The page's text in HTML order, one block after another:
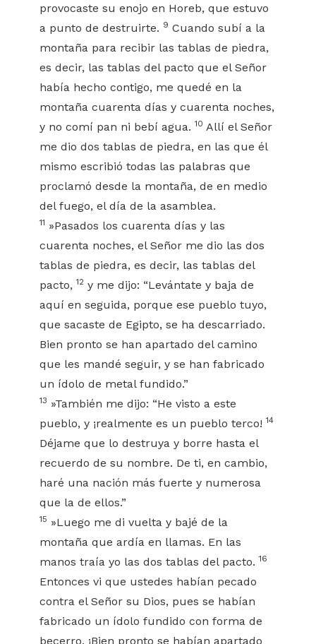
provocaste su enojo en Horeb, que estuvo
a punto de destruirte. 9 Cuando subí a la
montaña para recibir las tablas de piedra,
es decir, las tablas del pacto que el Señor
había hecho contigo, me quedé en la
montaña cuarenta días y cuarenta noches,
y no comí pan ni bebí agua.10 Allí el Señor
me dio dos tablas de piedra, en las que él
mismo escribió todas las palabras que
proclamó desde la montaña, de en medio
del fuego, el día de la asamblea.
11 »Pasados los cuarenta días y las
cuarenta noches, el Señor me dio las dos
tablas de piedra, es decir, las tablas del
pacto,12 y me dijo: “Levántate y baja de
aquí en seguida, porque ese pueblo tuyo,
que sacaste de Egipto, se ha descarriado.
Bien pronto se han apartado del camino
que les mandé seguir, y se han fabricado
un ídolo de metal fundido.”
13 »También me dijo: “He visto a este
pueblo, y ¡realmente es un pueblo terco!14
Déjame que lo destruya y borre hasta el
recuerdo de su nombre. De ti, en cambio,
haré una nación más fuerte y numerosa
que la de ellos.”
15 »Luego me di vuelta y bajé de la
montaña que ardía en llamas. En las
manos traía yo las dos tablas del pacto.16
Entonces vi que ustedes habían pecado
contra el Señor su Dios, pues se habían
fabricado un ídolo fundido con forma de
becerro. ¡Bien pronto se habían apartado